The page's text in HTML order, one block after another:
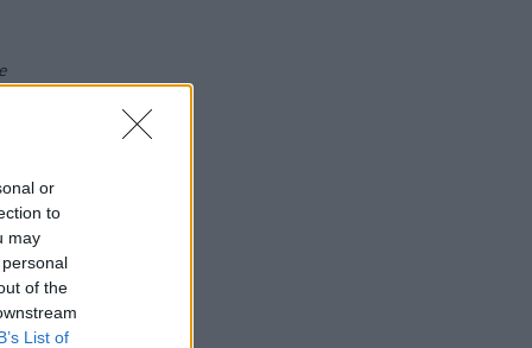
or
to
may
of the
List of